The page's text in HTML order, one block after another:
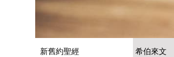
新舊約聖經